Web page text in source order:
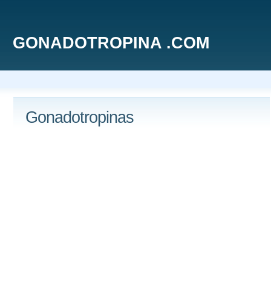
GONADOTROPINA .COM
Gonadotropinas